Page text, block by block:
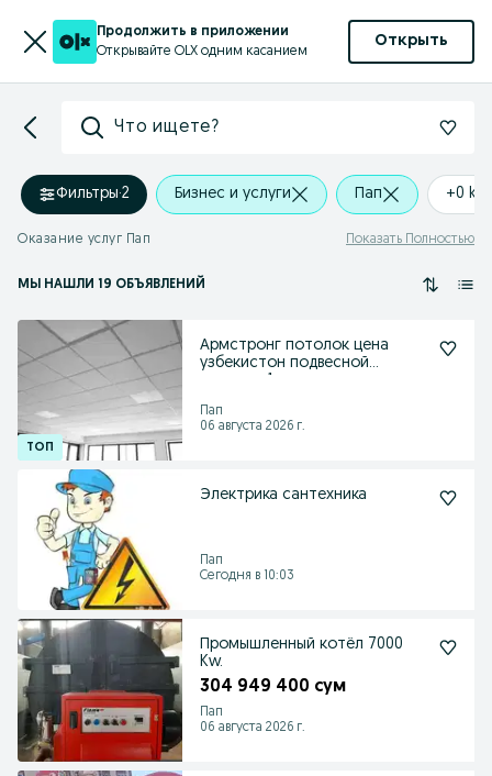
Продолжить в приложении
Открывайте OLX одним касанием
Открыть
Что ищете?
Фильтры·2 Бизнес и услуги Пап +0 km
Оказание услуг Пап Показать Полностью
МЫ НАШЛИ 19 ОБЪЯВЛЕНИЙ
Армстронг потолок цена
узбекистон подвесной
Пап
06 августа 2026 г.
Электрика сантехника
Пап
Сегодня в 10:03
Промышленный котёл 7000
Kw.
304 949 400 сум
Пап
06 августа 2026 г.